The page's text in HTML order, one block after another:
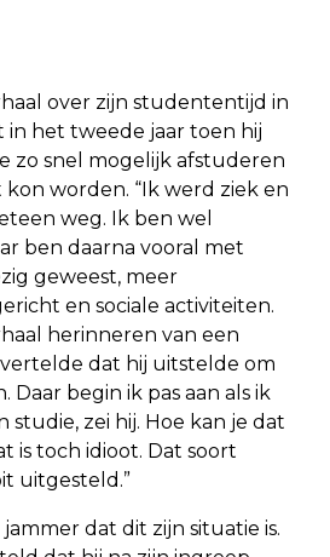
over zijn studententijd in
in het tweede jaar toen hij
zo snel mogelijk afstuderen
kon worden. “Ik werd ziek en
weg. Ik ben wel
ben daarna vooral met
geweest, meer
en sociale activiteiten.
herinneren van een
dat hij uitstelde om
Daar begin ik pas aan als ik
studie, zei hij. Hoe kan je dat
is toch idioot. Dat soort
uitgesteld.”
dat dit zijn situatie is.